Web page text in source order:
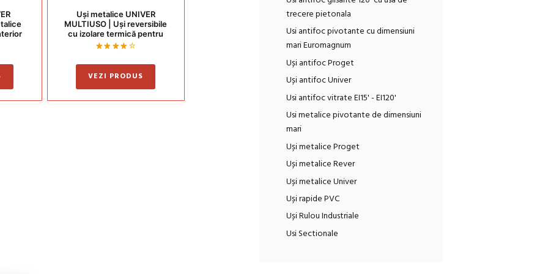
Uși metalice UNIVER
MULTIUSO | Uși reversibile
cu izolare termică pentru
interior și exterior
la
din 5
VEZI PRODUS
trecere pietonala
Usi antifoc pivotante cu dimensiuni
mari Euromagnum
Uși antifoc Proget
Uși antifoc Univer
Usi antifoc vitrate EI15' - EI120'
Usi metalice pivotante de dimensiuni
mari
Uși metalice Proget
Uși metalice Rever
Uși metalice Univer
Uși rapide PVC
Uși Rulou Industriale
Usi Sectionale